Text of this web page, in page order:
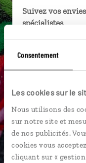
Consentement
Les cookies sur le
Nous utilisons des
sur notre site et
de nos publicités.
cookies vous
cliquant sur « gestion
Suivez vos
spécialistes
près de vos
Échangez en
téléphone.
Vous gardez
pendant et